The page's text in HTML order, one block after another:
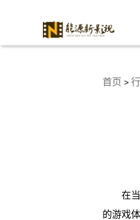
首页 >
在
的游戏